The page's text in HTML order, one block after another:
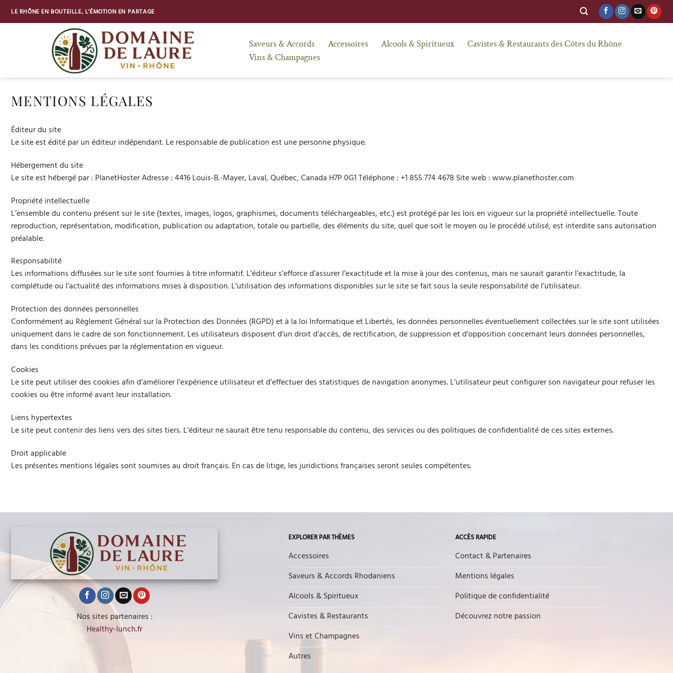
LE RHÔNE EN BOUTEILLE, L’ÉMOTION EN PARTAGE
Saveurs & Accords Accessoires Alcools & Spiritueux
Cavistes & Restaurants des Côtes du Rhône
Vins & Champagnes
MENTIONS LÉGALES
Éditeur du site
Le site est édité par un éditeur indépendant. Le responsable de publication est une personne physique.
Hébergement du site
Le site est hébergé par : PlanetHoster Adresse : 4416 Louis-B.-Mayer, Laval, Québec, Canada H7P 0G1 Téléphone : +1 855 774 4678 Site web : www.planethoster.com
Propriété intellectuelle
L’ensemble du contenu présent sur le site (textes, images, logos, graphismes, documents téléchargeables, etc.) est protégé par les lois en vigueur sur la propriété intellectuelle. Toute
reproduction, représentation, modification, publication ou adaptation, totale ou partielle, des éléments du site, quel que soit le moyen ou le procédé utilisé, est interdite sans autorisation
préalable.
Responsabilité
Les informations diffusées sur le site sont fournies à titre informatif. L’éditeur s’efforce d’assurer l’exactitude et la mise à jour des contenus, mais ne saurait garantir l’exactitude, la
complétude ou l’actualité des informations mises à disposition. L’utilisation des informations disponibles sur le site se fait sous la seule responsabilité de l’utilisateur.
Protection des données personnelles
Conformément au Règlement Général sur la Protection des Données (RGPD) et à la loi Informatique et Libertés, les données personnelles éventuellement collectées sur le site sont utilisées
uniquement dans le cadre de son fonctionnement. Les utilisateurs disposent d’un droit d’accès, de rectification, de suppression et d’opposition concernant leurs données personnelles,
dans les conditions prévues par la réglementation en vigueur.
Cookies
Le site peut utiliser des cookies afin d’améliorer l’expérience utilisateur et d’effectuer des statistiques de navigation anonymes. L’utilisateur peut configurer son navigateur pour refuser les
cookies ou être informé avant leur installation.
Liens hypertextes
Le site peut contenir des liens vers des sites tiers. L’éditeur ne saurait être tenu responsable du contenu, des services ou des politiques de confidentialité de ces sites externes.
Droit applicable
Les présentes mentions légales sont soumises au droit français. En cas de litige, les juridictions françaises seront seules compétentes.
Nos sites partenaires :
Healthy-lunch.fr
EXPLORER PAR THÈMES
Accessoires
Saveurs & Accords Rhodaniens
Alcools & Spiritueux
Cavistes & Restaurants
Vins et Champagnes
Autres
ACCÈS RAPIDE
Contact & Partenaires
Mentions légales
Politique de confidentialité
Découvrez notre passion